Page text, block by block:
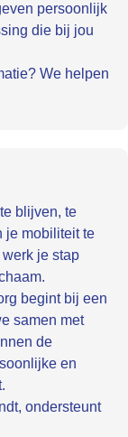
persoonlijk
die bij jou
We helpen
blijven, te
je mobiliteit te
je stap
begint bij een
samen met
de
en
ondersteunt